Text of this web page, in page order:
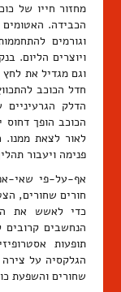
מחזור חייו של
הכבידה.
וגורמים
ויוצרים הליום.
וגם מגדיל את
חדל הכוכב
הדלק
הכוכב הופך דחוס
לאור לצאת
פנימה ויעבור תהליך
אף-על-פי שאי-
חורים שחורים,
כדי לאשש את ה
הנחשבים קרובים
תופעות
הגלקסיה על
שחורים והשפעת